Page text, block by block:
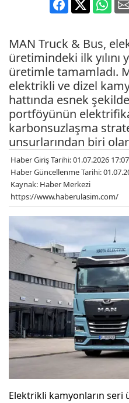
MAN Truck & Bus,
üretimindeki ilk yılını
üretimle tamamladı.
elektrikli ve dizel
hattında esnek
portföyünün
karbonsuzlaşma
unsurlarından biri
Haber Giriş Tarihi: 01.07.2026 17:07
Haber Güncellenme Tarihi:
Kaynak: Haber Merkezi
https://www.haberulasim.com/
Elektrikli kamyonların seri